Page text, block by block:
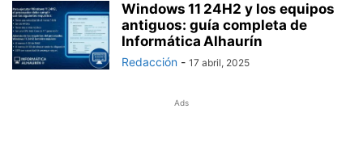
Windows 11 24H2 y los equipos
antiguos: guía completa de
Informática Alhaurín
Redacción - 17 abril, 2025
Ads